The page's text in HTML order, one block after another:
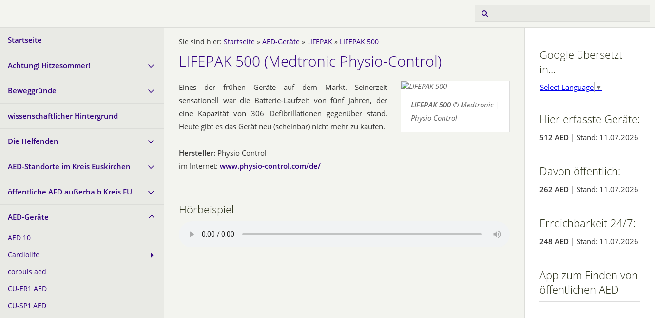
Startseite
Achtung! Hitzesommer!
Beweggründe
wissenschaftlicher Hintergrund
Die Helfenden
AED-Standorte im Kreis Euskirchen
öffentliche AED außerhalb Kreis EU
AED-Geräte
AED 10
Cardiolife
corpuls aed
CU-ER1 AED
CU-SP1 AED
Sie sind hier: Startseite » AED-Geräte » LIFEPAK » LIFEPAK 500
LIFEPAK 500 (Medtronic Physio-Control)
LIFEPAK 500© Medtronic |
Physio Control
Eines der frühen Geräte auf dem Markt. Seinerzeit
sensationell war die Batterie-Laufzeit von fünf Jahren, der
eine Kapazität von 306 Defibrillationen gegenüber stand.
Heute gibt es das Gerät neu (scheinbar) nicht mehr zu kaufen.
Hersteller: Physio Control
im Internet: www.physio-control.com/de/
Hörbeispiel
Google übersetzt
in...
Select Language ▼
Hier erfasste Geräte:
512 AED | Stand: 11.07.2026
Davon öffentlich:
262 AED | Stand: 11.07.2026
Erreichbarkeit 24/7:
248 AED | Stand: 11.07.2026
App zum Finden von
öffentlichen AED